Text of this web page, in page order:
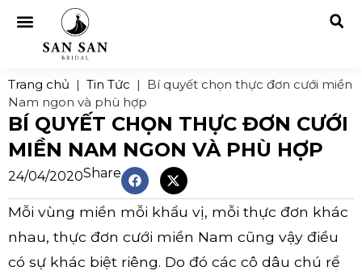
Trang chủ | Tin Tức | Bí quyết chọn thực đơn cưới miền
Nam ngon và phù hợp
BÍ QUYẾT CHỌN THỰC ĐƠN CƯỚI
MIỀN NAM NGON VÀ PHÙ HỢP
24/04/2020Share
Mỗi vùng miền mỗi khẩu vị, mỗi thực đơn khác
nhau, thực đơn cưới miền Nam cũng vậy điều
có sự khác biệt riêng. Do đó các cô dâu chú rể